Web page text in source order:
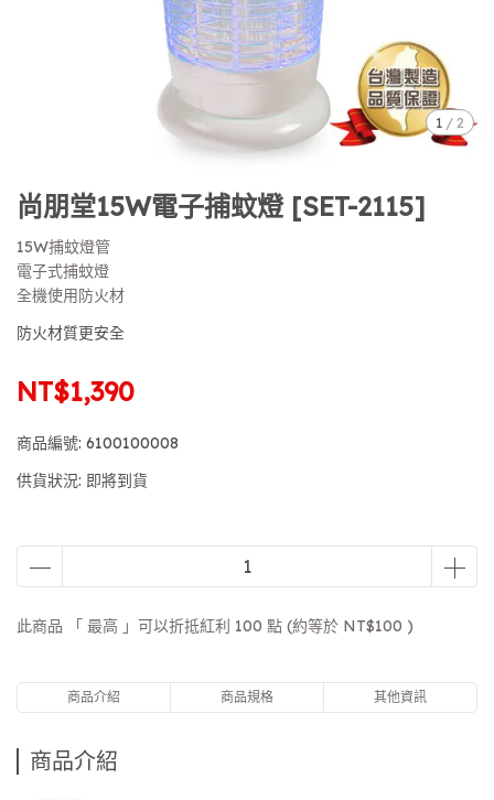
1 /2
尚朋堂15W電子捕蚊燈 [SET-2115]
15W捕蚊燈管
電子式捕蚊燈
全機使用防火材
防火材質更安全
NT$1,390
商品編號: 6100100008
供貨狀況: 即將到貨
此商品 「 最高 」可以折抵紅利 100 點 (約等於 NT$100 )
商品介紹 商品規格 其他資訊
商品介紹